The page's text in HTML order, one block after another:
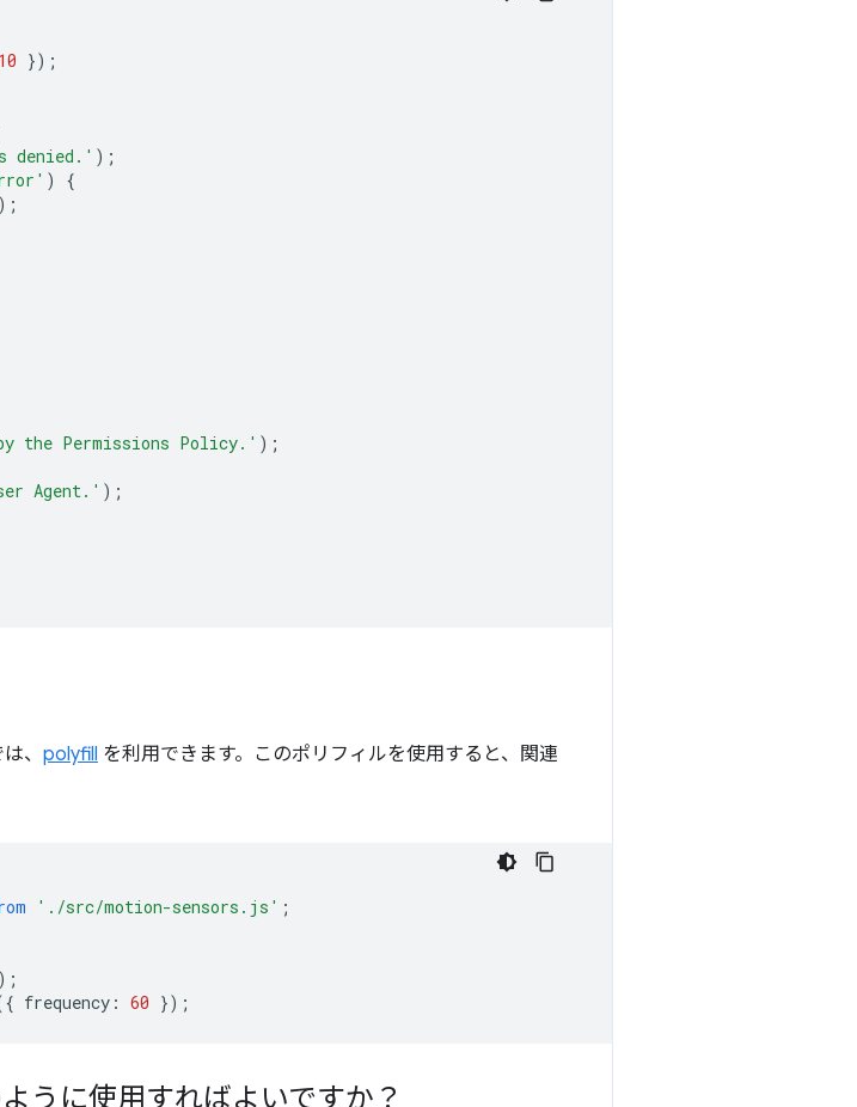
10 });
denied.' );
)
{
);
the Permissions Policy.' );
Agent.' );
、 polyfill を利用できます。このポリフィルを使用すると、関連
'./src/motion-sensors.js' ;
frequency : 60 });
うに使用すればよいですか？